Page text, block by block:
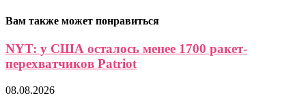
Вам также может понравиться
NYT: у США осталось менее 1700 ракет-
перехватчиков Patriot
08.08.2026